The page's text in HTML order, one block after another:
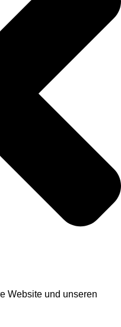
Website und unseren